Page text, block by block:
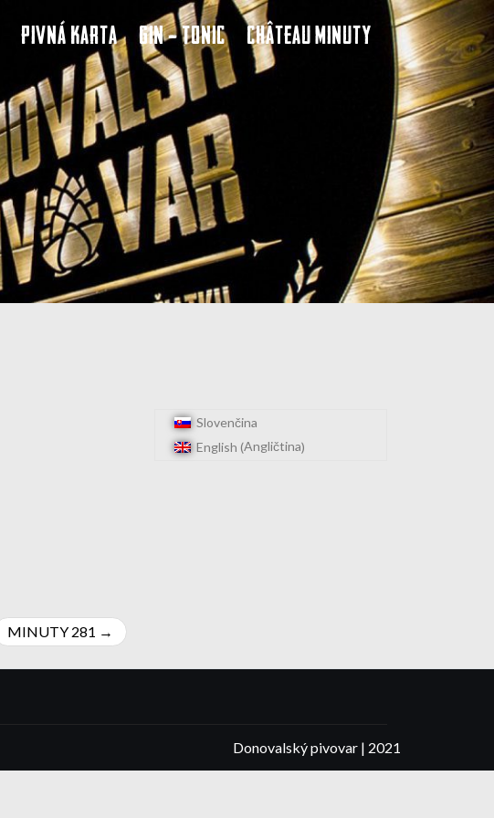
Pivná karta Gin – Tonic
Château Minuty
MINUTY 281
Slovenčina
English (Angličtina)
Donovalský pivovar | 2021